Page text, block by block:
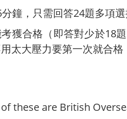
鐘，只需回答24題多項
獲合格（即答對少於18
太大壓力要第一次就合格
these are British